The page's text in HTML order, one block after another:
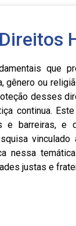
que
gênero ou
desses
continua.
e barreiras, e
nessa
justas e